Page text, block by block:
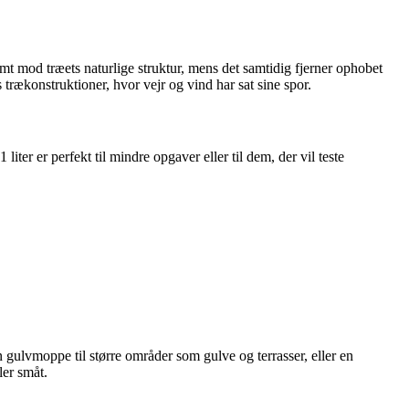
mod træets naturlige struktur, mens det samtidig fjerner ophobet
hvor vejr og vind har sat sine spor.
liter er perfekt til mindre opgaver eller til dem, der vil teste
til større områder som gulve og terrasser, eller en
småt.